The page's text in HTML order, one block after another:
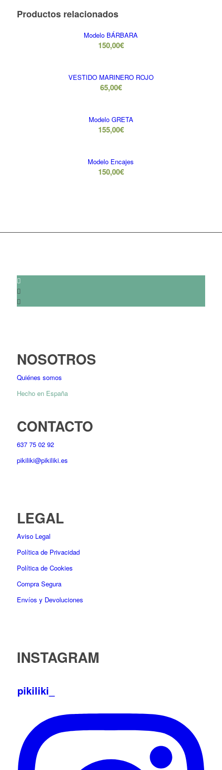
Productos relacionados
Modelo BÁRBARA
150,00€
VESTIDO MARINERO ROJO
65,00€
Modelo GRETA
155,00€
Modelo Encajes
150,00€
NOSOTROS
Quiénes somos
Hecho en España
CONTACTO
637 75 02 92
pikiliki@pikiliki.es
LEGAL
Aviso Legal
Política de Privacidad
Política de Cookies
Compra Segura
Envíos y Devoluciones
INSTAGRAM
pikiliki_